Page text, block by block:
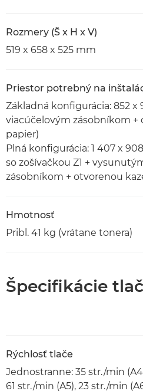
Rozmery (Š x H x V)
519 x 658 x 525 mm
Priestor potrebný na
Základná konfigurácia: 852
viacúčelovým zásobníkom
papier)
Plná konfigurácia: 1 407 x
so zošívačkou Z1 +
zásobníkom + otvorenou
Hmotnosť
Pribl. 41 kg (vrátane tonera)
Špecifikácie
Rýchlosť tlače
Jednostranne: 35 str./min
61 str./min (A5), 23 str./min